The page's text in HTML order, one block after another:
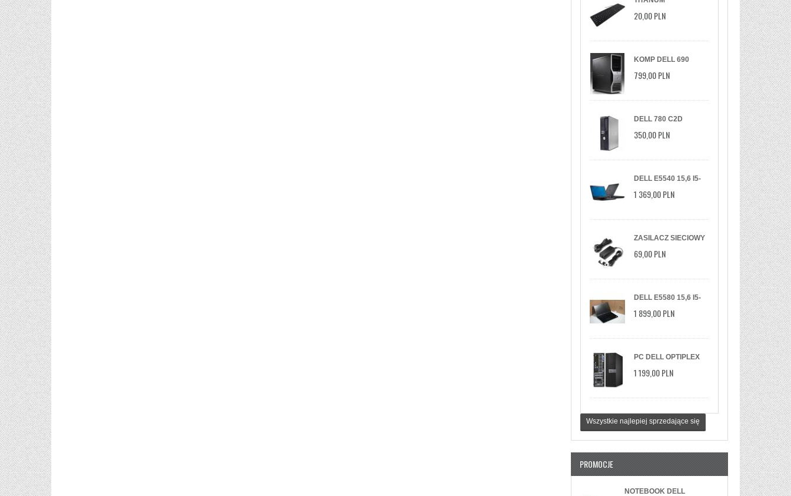
STANDARDOWA
20,00 PLN
KOMP DELL 690
2XXEON/3GHZ/6GB/147GB/DVD/XP/
799,00 PLN
DELL 780 C2D
2.93GHZ/2GB/160GB/DVDRW/WIN
7 PRO
350,00 PLN
DELL E5540 15,6 I5-
W10P
1 369,00 PLN
ZASILACZ SIECIOWY
MONITORA LG 19V |
69,00 PLN
DELL E5580 15,6 I5-
SSD 256GB NVIDIA
WINDOWS 10/11 PRO
1 899,00 PLN
PC DELL OPTIPLEX
SSD 512GB WIN
1 199,00 PLN
Wszystkie najlepiej sprzedające się
PROMOCJE
NOTEBOOK DELL